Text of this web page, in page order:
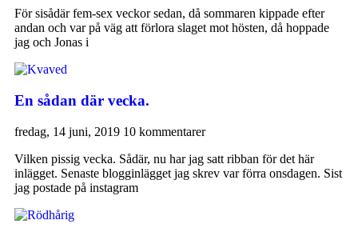
För sisådär fem-sex veckor sedan, då sommaren kippade efter
andan och var på väg att förlora slaget mot hösten, då hoppade
jag och Jonas i
En sådan där vecka.
fredag, 14 juni, 2019 10 kommentarer
Vilken pissig vecka. Sådär, nu har jag satt ribban för det här
inlägget. Senaste blogginlägget jag skrev var förra onsdagen. Sist
jag postade på instagram